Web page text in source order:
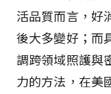
活品質而言，好
後大多變好；而
調跨領域照護
力的方法，在美